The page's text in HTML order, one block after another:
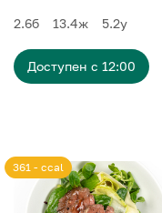
2.6б 13.4ж 5.2у
Доступен с 12:00
361 - ccal